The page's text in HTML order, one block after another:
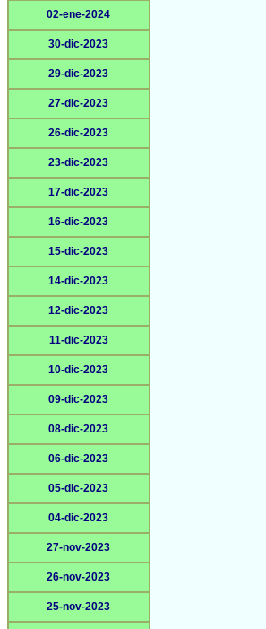
02-ene-2024
30-dic-2023
29-dic-2023
27-dic-2023
26-dic-2023
23-dic-2023
17-dic-2023
16-dic-2023
15-dic-2023
14-dic-2023
12-dic-2023
11-dic-2023
10-dic-2023
09-dic-2023
08-dic-2023
06-dic-2023
05-dic-2023
04-dic-2023
27-nov-2023
26-nov-2023
25-nov-2023